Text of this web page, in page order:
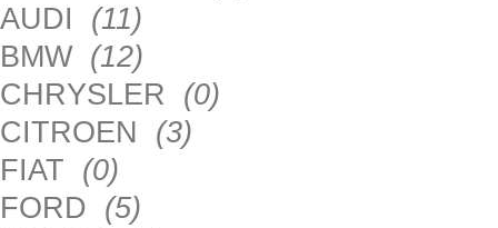
AUDI (11)
BMW (12)
CHRYSLER (0)
CITROEN (3)
FIAT (0)
FORD (5)